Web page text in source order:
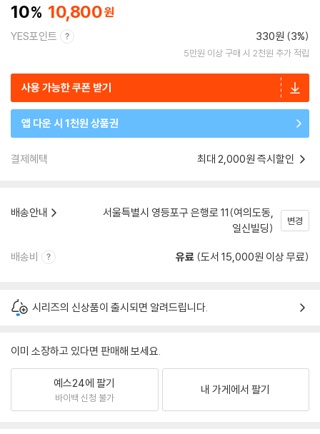
10 10,800
YES포인트 330원 (3%)
5만원 이상 구매 시 2천원 추가 적립
사용 가능한 쿠폰 받기
앱 다운 시 1천원 상품권
결제혜택 최대 2,000원 즉시할인
배송안내
서울특별시 영등포구 은행로 11(여의도동,
일신빌딩)
변경
배송비 유료 (도서 15,000원 이상 무료)
시리즈의 신상품이 출시되면 알려드립니다.
이미 소장하고 있다면 판매해 보세요.
예스24에 팔기
바이백 신청 불가
내 가게에서 팔기